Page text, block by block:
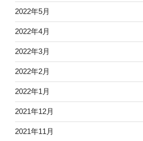
2022年5月
2022年4月
2022年3月
2022年2月
2022年1月
2021年12月
2021年11月